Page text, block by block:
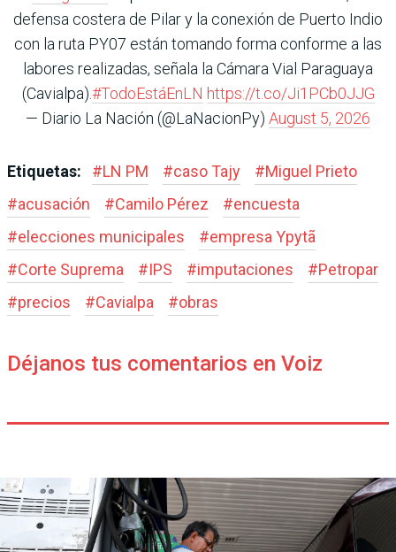
defensa costera de Pilar y la conexión de Puerto Indio
con la ruta PY07 están tomando forma conforme a las
labores realizadas, señala la Cámara Vial Paraguaya
(Cavialpa).#TodoEstáEnLN https://t.co/Ji1PCb0JJG
— Diario La Nación (@LaNacionPy) August 5, 2026
Etiquetas: #LN PM #caso Tajy #Miguel Prieto
#acusación #Camilo Pérez #encuesta
#elecciones municipales #empresa Ypytã
#Corte Suprema #IPS #imputaciones #Petropar
#precios #Cavialpa #obras
Déjanos tus comentarios en Voiz